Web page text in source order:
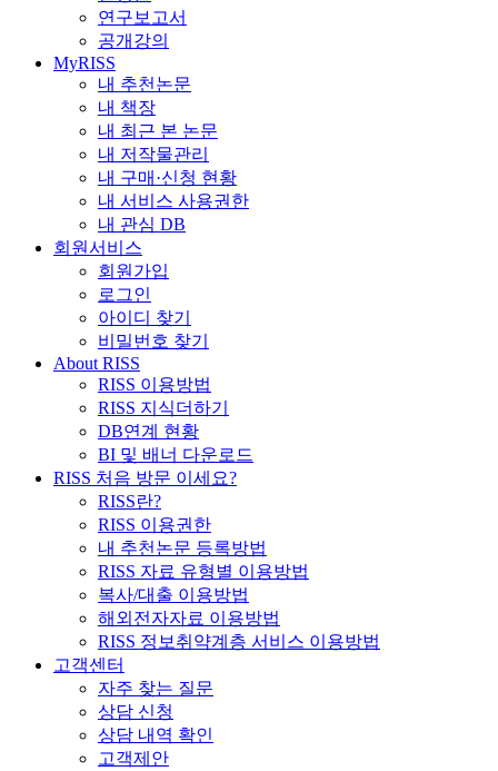
연구보고서
공개강의
MyRISS
내 추천논문
내 책장
내 최근 본 논문
내 저작물관리
내 구매·신청 현황
내 서비스 사용권한
내 관심 DB
회원서비스
회원가입
로그인
아이디 찾기
비밀번호 찾기
About RISS
RISS 이용방법
RISS 지식더하기
DB연계 현황
BI 및 배너 다운로드
RISS 처음 방문 이세요?
RISS란?
RISS 이용권한
내 추천논문 등록방법
RISS 자료 유형별 이용방법
복사/대출 이용방법
해외전자자료 이용방법
RISS 정보취약계층 서비스 이용방법
고객센터
자주 찾는 질문
상담 신청
상담 내역 확인
고객제안